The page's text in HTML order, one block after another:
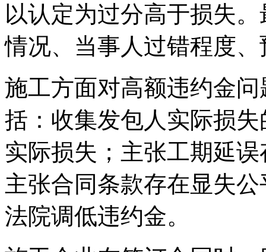
以认定为过分高于损失
情况、当事人过错程度
施工方面对高额违约金
括：收集发包人实际损
实际损失；主张工期延
主张合同条款存在显失
法院调低违约金。